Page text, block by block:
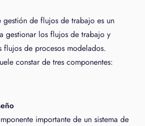
gestión de flujos de trabajo es un
gestionar los flujos de trabajo y
flujos de procesos modelados.
constar de tres componentes:
importante de un sistema de